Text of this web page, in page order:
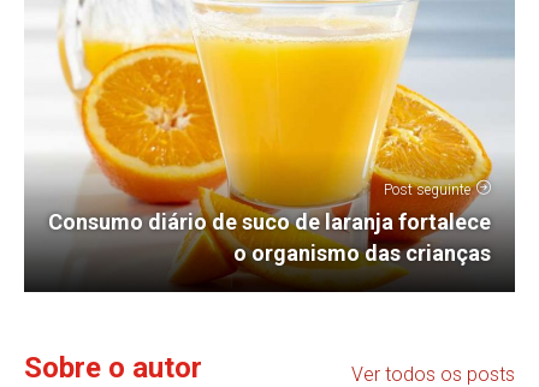
Post seguinte
Consumo diário de suco de laranja fortalece
o organismo das crianças
Sobre o autor Ver todos os posts